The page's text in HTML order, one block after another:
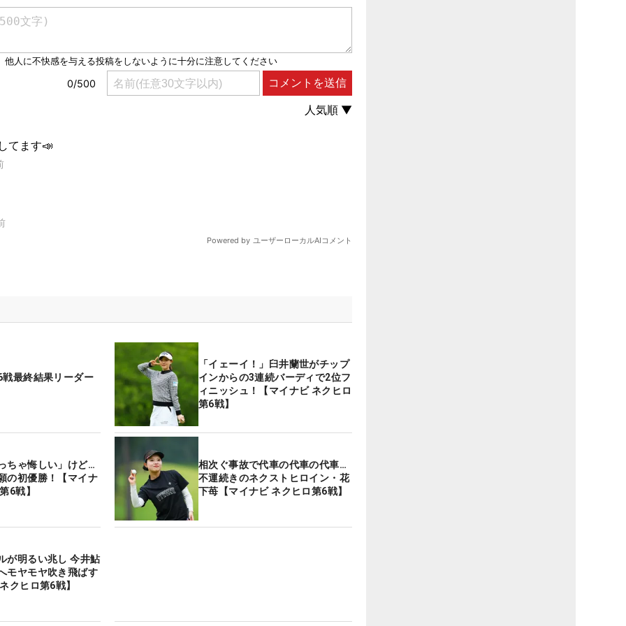
最終結果リーダー
「イェーイ！」臼井蘭世がチップ
インからの3連続バーディで2位フ
ィニッシュ！【マイナビ ネクヒロ
第6戦】
ちゃ悔しい」けど…
の初優勝！【マイナ
6戦】
相次ぐ事故で代車の代車の代車…
不運続きのネクストヒロイン・花
下苺【マイナビ ネクヒロ第6戦】
が明るい兆し 今井鮎
モヤモヤ吹き飛ばす
クヒロ第6戦】